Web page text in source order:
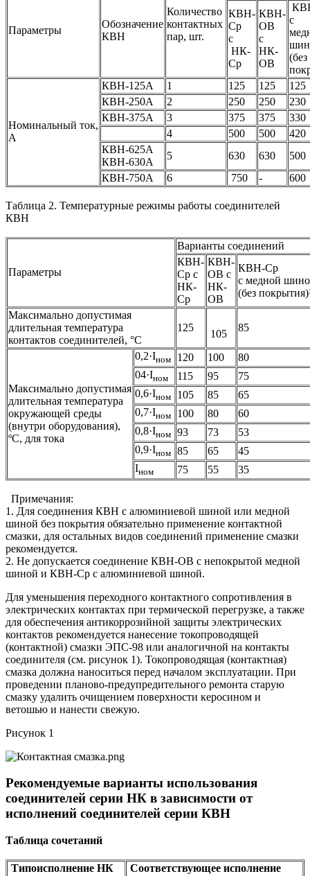
Параметры
Обозначение
КВН
Количество
контактных
пар, шт.
КВН-
Ср
с
НК-
Ср
КВН-
ОВ
с
НК-
ОВ
с
(без
Номинальный ток,
А
КВН-125А 1 125 125
125
КВН-250А
2 250 250
230
КВН-375А
3 375 375
330
4
500 500
420
КВН-625А
КВН-630А
5 630 630
500
КВН-750А
6 750 - 600
Таблица 2. Температурные режимы работы соединителей
КВН
Параметры
Варианты соединений
КВН-
Ср с
НК-
Ср
КВН-
ОВ с
НК-
ОВ
КВН-Ср
с медной
(без
Максимально допустимая
длительная температура
контактов соединителей, °C
125
105
85
Максимально допустимая
длительная температура
окружающей среды
(внутри оборудования),
ºС, для тока
0,2·Iном 120 100
80
04·Iном 115 95
75
0,6·Iном 105 85
65
0,7·Iном 100 80
60
0,8·Iном 93 73
53
0,9·Iном 85 65
45
Iном 75 55 35
Примечания:
1. Для соединения КВН с алюминиевой шиной или медной
шиной без покрытия обязательно применение контактной
смазки, для остальных видов соединений применение смазки
рекомендуется.
2. Не допускается соединение КВН-ОВ с непокрытой медной
шиной и КВН-Ср с алюминиевой шиной.
Для уменьшения переходного контактного сопротивления в
электрических контактах при термической перегрузке, а также
для обеспечения антикоррозийной защиты электрических
контактов рекомендуется нанесение токопроводящей
(контактной) смазки ЭПС-98 или аналогичной на контакты
соединителя (см. рисунок 1). Токопроводящая (контактная)
смазка должна наноситься перед началом эксплуатации. При
проведении планово-предупредительного ремонта старую
смазку удалить очищением поверхности керосином и
ветошью и нанести свежую.
Рисунок 1
Рекомендуемые варианты использования
соединителей серии НК в зависимости от
исполнений соединителей серии КВН
Таблица сочетаний
Типоисполнение НК
Соответствующее исполнение